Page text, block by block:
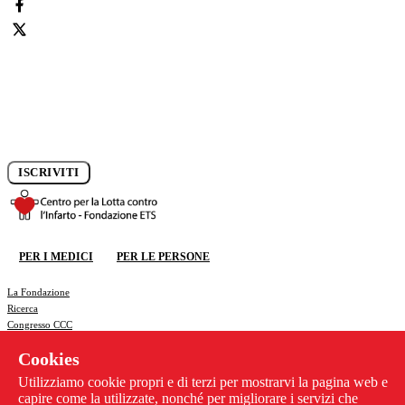
Cookies
Utilizziamo cookie propri e di terzi per mostrarvi la pagina web e
capire come la utilizzate, nonché per migliorare i servizi che
ISCRIVITI
PER I MEDICI PER LE PERSONE
La Fondazione
Ricerca
Congresso CCC
Previeni l'infarto
Privacy policy